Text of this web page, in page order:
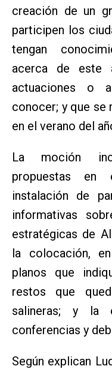
creación de un
participen los
tengan
acerca de este
actuaciones o
conocer; y que se
en el verano del
La moción
propuestas
instalación de
informativas
estratégicas de
la colocación,
planos que
restos que
salineras; y la
conferencias y
Según explican